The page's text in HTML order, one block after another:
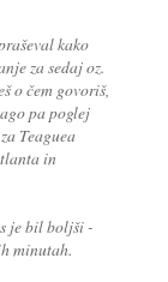
kako
za sedaj oz.
o čem govoriš,
pa poglej
Teaguea
in
je bil boljši -
minutah.